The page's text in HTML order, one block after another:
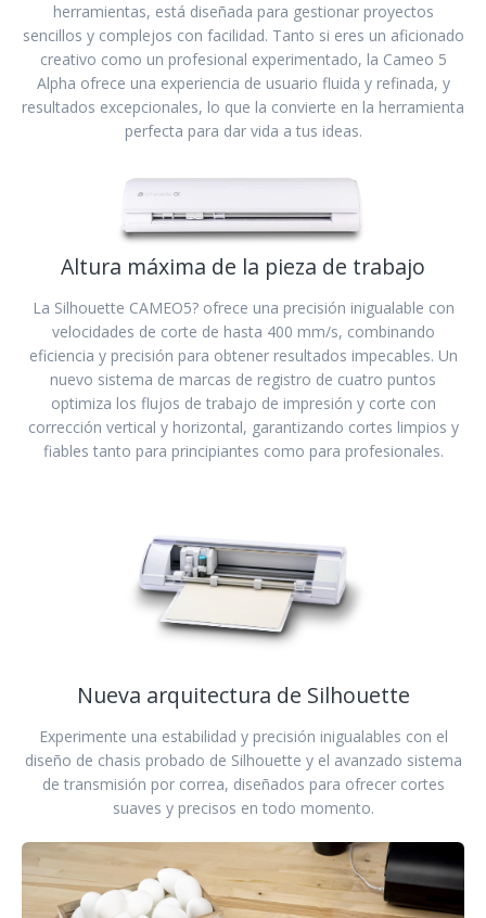
herramientas, está diseñada para gestionar proyectos
sencillos y complejos con facilidad. Tanto si eres un aficionado
creativo como un profesional experimentado, la Cameo 5
Alpha ofrece una experiencia de usuario fluida y refinada, y
resultados excepcionales, lo que la convierte en la herramienta
perfecta para dar vida a tus ideas.
Altura máxima de la pieza de trabajo
La Silhouette CAMEO5? ofrece una precisión inigualable con
velocidades de corte de hasta 400 mm/s, combinando
eficiencia y precisión para obtener resultados impecables. Un
nuevo sistema de marcas de registro de cuatro puntos
optimiza los flujos de trabajo de impresión y corte con
corrección vertical y horizontal, garantizando cortes limpios y
fiables tanto para principiantes como para profesionales.
Nueva arquitectura de Silhouette
Experimente una estabilidad y precisión inigualables con el
diseño de chasis probado de Silhouette y el avanzado sistema
de transmisión por correa, diseñados para ofrecer cortes
suaves y precisos en todo momento.